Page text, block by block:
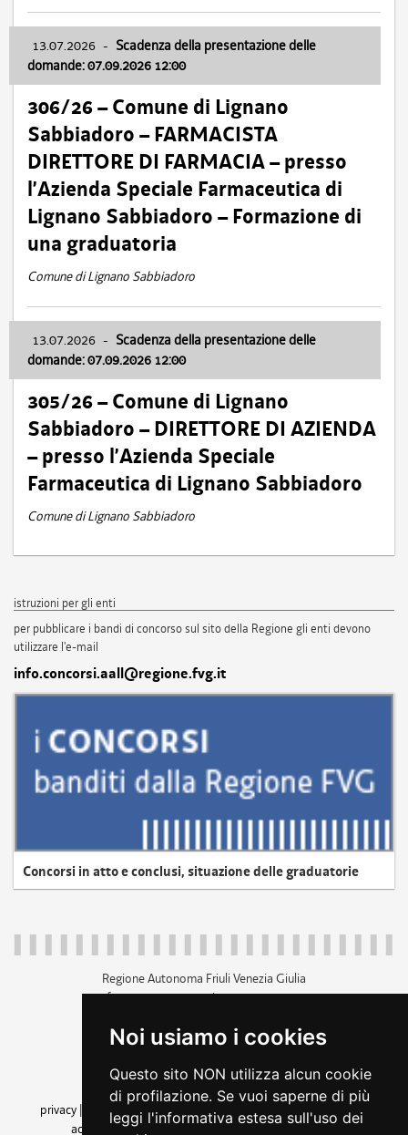
Noi usiamo i cookies
Questo sito NON utilizza alcun cookie
di profilazione. Se vuoi saperne di più
leggi l'informativa estesa sull'uso dei
13.07.2026 - Scadenza della presentazione delle
domande: 07.09.2026 12:00
306/26 – Comune di Lignano
Sabbiadoro – FARMACISTA
DIRETTORE DI FARMACIA – presso
l’Azienda Speciale Farmaceutica di
Lignano Sabbiadoro – Formazione di
una graduatoria
Comune di Lignano Sabbiadoro
13.07.2026 - Scadenza della presentazione delle
domande: 07.09.2026 12:00
305/26 – Comune di Lignano
Sabbiadoro – DIRETTORE DI AZIENDA
– presso l’Azienda Speciale
Farmaceutica di Lignano Sabbiadoro
Comune di Lignano Sabbiadoro
istruzioni per gli enti
per pubblicare i bandi di concorso sul sito della Regione gli enti devono
utilizzare l'e-mail
info.concorsi.aall@regione.fvg.it
Concorsi in atto e conclusi, situazione delle graduatorie
Regione Autonoma Friuli Venezia Giulia
c.f. 80014930327; p.iva 00526040324
+39 040 3771111
amministrazione trasparente
privacy
cookie |note legali accessibilità
dichiarazione di
accessibilità| feedback cambio preferenze cookie